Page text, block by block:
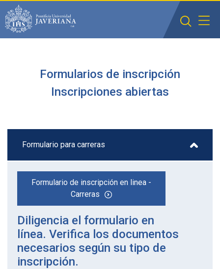
Formularios de inscripción
Inscripciones abiertas
Formulario para carreras
Formulario de inscripción en linea -
Carreras
Diligencia el formulario en
línea. Verifica los documentos
necesarios según su tipo de
inscripción.